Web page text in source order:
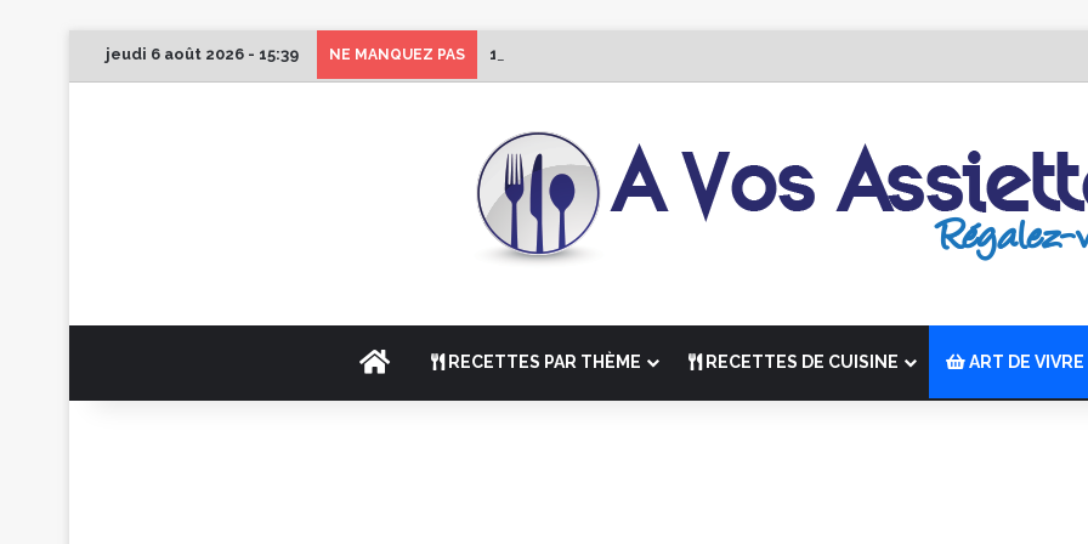
jeudi 6 août 2026 - 15:39 NE MANQUEZ PAS 1er Édition de “La Semaine des Chefs” du 19 au 24 octobre 2026
ACCUEILRECETTES PAR THÈME RECETTES DE CUISINE ART DE VIVRE